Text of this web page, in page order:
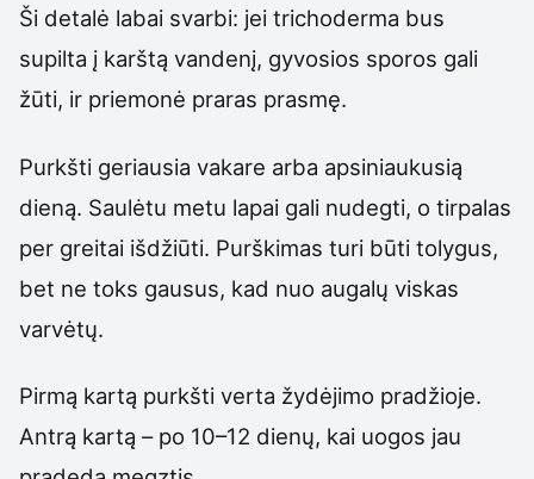
Ši detalė labai svarbi: jei trichoderma bus
supilta į karštą vandenį, gyvosios sporos gali
žūti, ir priemonė praras prasmę.
Purkšti geriausia vakare arba apsiniaukusią
dieną. Saulėtu metu lapai gali nudegti, o tirpalas
per greitai išdžiūti. Purškimas turi būti tolygus,
bet ne toks gausus, kad nuo augalų viskas
varvėtų.
Pirmą kartą purkšti verta žydėjimo pradžioje.
Antrą kartą – po 10–12 dienų, kai uogos jau